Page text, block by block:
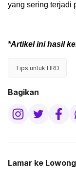
yang sering terjadi
*Artikel ini hasil
Tips untuk HRD
Bagikan
Lamar ke